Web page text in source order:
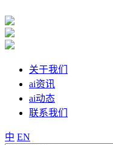
关于我们
ai资讯
ai动态
联系我们
中 EN